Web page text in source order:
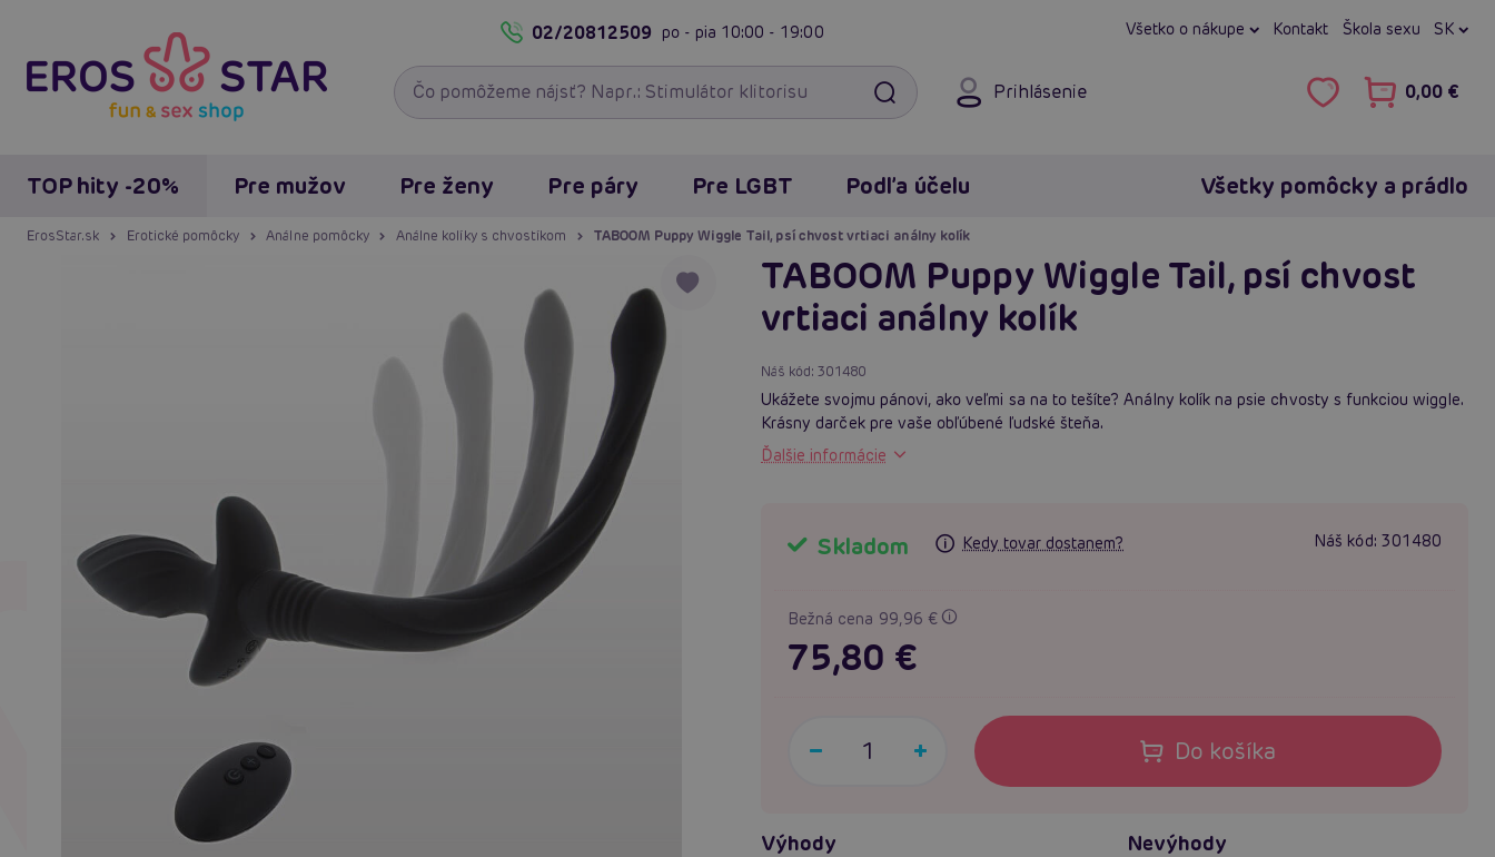
02/20812509 po - pia 10:00 - 19:00 Všetko o nákupe Kontakt Škola sexu SK
Prihlásenie 0,00 €
TOP hity -20% Pre mužov Pre ženy Pre páry Pre LGBT Podľa účelu Všetky pomôcky a prádlo
ErosStar.sk Erotické pomôcky Análne pomôcky Análne kolíky s chvostíkom TABOOM Puppy Wiggle Tail, psí chvost vrtiaci análny kolík
TABOOM Puppy Wiggle Tail, psí chvost
vrtiaci análny kolík
Náš kód:301480
Ukážete svojmu pánovi, ako veľmi sa na to tešíte? Análny kolík na psie chvosty s funkciou wiggle.
Krásny darček pre vaše obľúbené ľudské šteňa.
Ďalšie informácie
Skladom Kedy tovar dostanem? Náš kód: 301480
Bežná cena 99,96 €
75,80 €
Do košíka
Výhody Nevýhody